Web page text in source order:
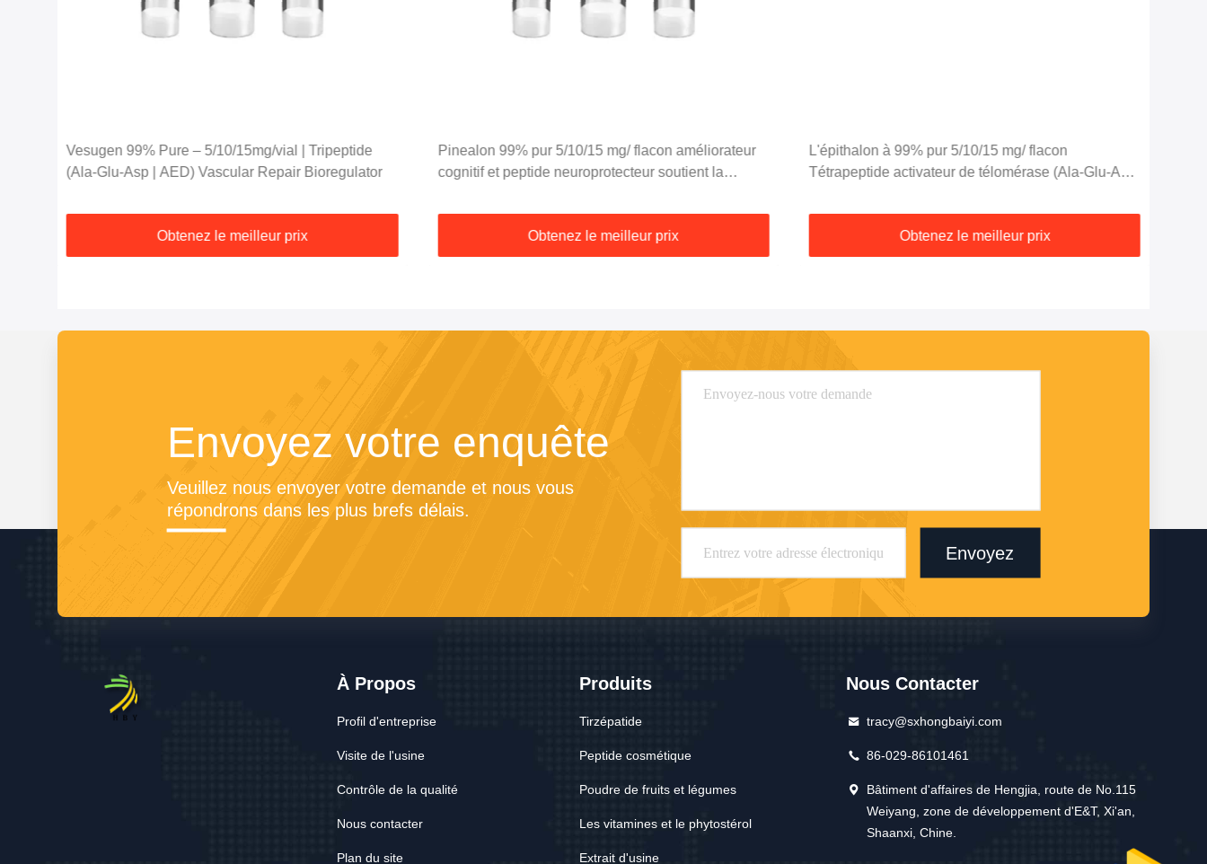
Vesugen 99% Pure – 5/10/15mg/vial | Tripeptide
(Ala-Glu-Asp | AED) Vascular Repair Bioregulator
Obtenez le meilleur prix
Pinealon 99% pur 5/10/15 mg/ flacon améliorateur
cognitif et peptide neuroprotecteur soutient la
Obtenez le meilleur prix
L'épithalon à 99% pur 5/10/15 mg/ flacon
Tétrapeptide activateur de télomérase (Ala-Glu-Asp-
Obtenez le meilleur prix
Envoyez votre enquête
Veuillez nous envoyer votre demande et nous vous
répondrons dans les plus brefs délais.
Envoyez
À Propos
Profil d'entreprise
Visite de l'usine
Contrôle de la qualité
Nous contacter
Plan du site
Produits
Tirzépatide
Peptide cosmétique
Poudre de fruits et légumes
Les vitamines et le phytostérol
Extrait d'usine
Nous Contacter
tracy@sxhongbaiyi.com
86-029-86101461
Bâtiment d'affaires de Hengjia, route de No.115
Weiyang, zone de développement d'E&T, Xi'an,
Shaanxi, Chine.